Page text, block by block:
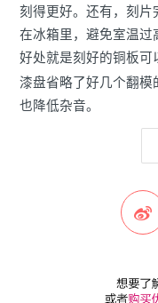
刻得更好。还有，刻片
在冰箱里，避免室温过
好处就是刻好的铜板可
漆盘省略了好几个翻模
也降低杂音。